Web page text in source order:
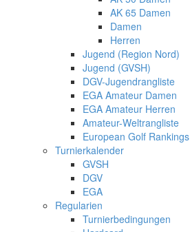
AK 65 Damen
Damen
Herren
Jugend (Region Nord)
Jugend (GVSH)
DGV-Jugendrangliste
EGA Amateur Damen
EGA Amateur Herren
Amateur-Weltrangliste
European Golf Rankings
Turnierkalender
GVSH
DGV
EGA
Regularien
Turnierbedingungen